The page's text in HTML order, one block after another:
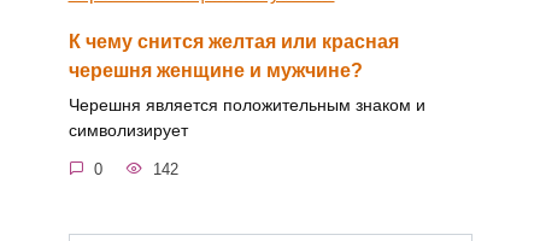
К чему снится желтая или красная
черешня женщине и мужчине?
Черешня является положительным знаком и
символизирует
0 142